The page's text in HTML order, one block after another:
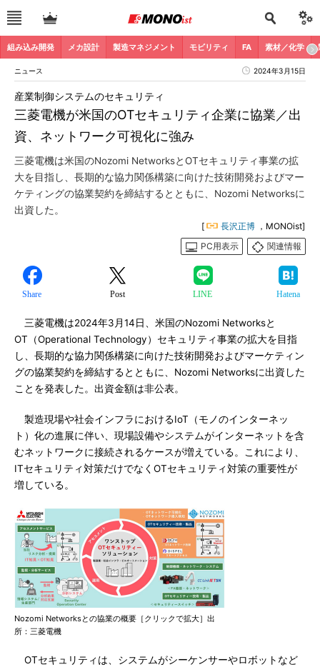
組み込み開発 メカ設計 製造マネジメント モビリティ FA 素材／化学
ニュース 2024年3月15日
三菱電機が米国のOTセキュリティ企業に協業／出
資、ネットワーク可視化に強み
産業制御システムのセキュリティ
三菱電機は米国のNozomi NetworksとOTセキュリティ事業の拡
大を目指し、長期的な協力関係構築に向けた技術開発およびマー
ケティングの協業契約を締結するとともに、Nozomi Networksに
出資した。
[ 長沢正博 ，MONOist]
PC用表示
関連情報
Share Post LINE Hatena
三菱電機は2024年3月14日、米国のNozomi Networksと
OT（Operational Technology）セキュリティ事業の拡大を目指
し、長期的な協力関係構築に向けた技術開発およびマーケティン
グの協業契約を締結するとともに、Nozomi Networksに出資した
ことを発表した。出資金額は非公表。
製造現場や社会インフラにおけるIoT（モノのインターネッ
ト）化の進展に伴い、現場設備やシステムがインターネットを含
むネットワークに接続されるケースが増えている。これにより、
ITセキュリティ対策だけでなくOTセキュリティ対策の重要性が
増している。
Nozomi Networksとの協業の概要［クリックで拡大］出
所：三菱電機
OTセキュリティは、システムがシーケンサーやロボットなど